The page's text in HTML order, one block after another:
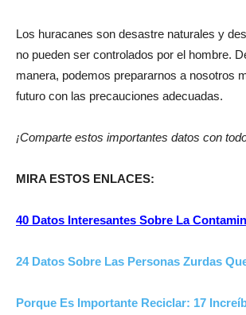
Los huracanes son desastre naturales y
no pueden ser controlados por el hombre.
manera, podemos prepararnos a nosotros
futuro con las precauciones adecuadas.
¡Comparte estos importantes datos con
MIRA ESTOS ENLACES:
40 Datos Interesantes Sobre La
24 Datos Sobre Las Personas Zurdas
Porque Es Importante Reciclar: 17